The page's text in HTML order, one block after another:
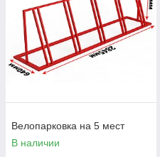
Велопарковка на 5 мест
В наличии